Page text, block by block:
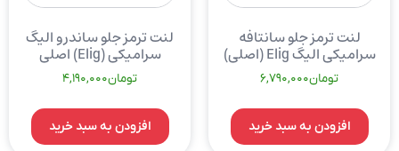
لنت ترمز جلو سانتافه
سرامیکی الیگ Elig (اصلی)
تومان6,790,000
افزودن به سبد خرید
لنت ترمز جلو ساندرو الیگ
سرامیکی (Elig) اصلی
تومان4,190,000
افزودن به سبد خرید